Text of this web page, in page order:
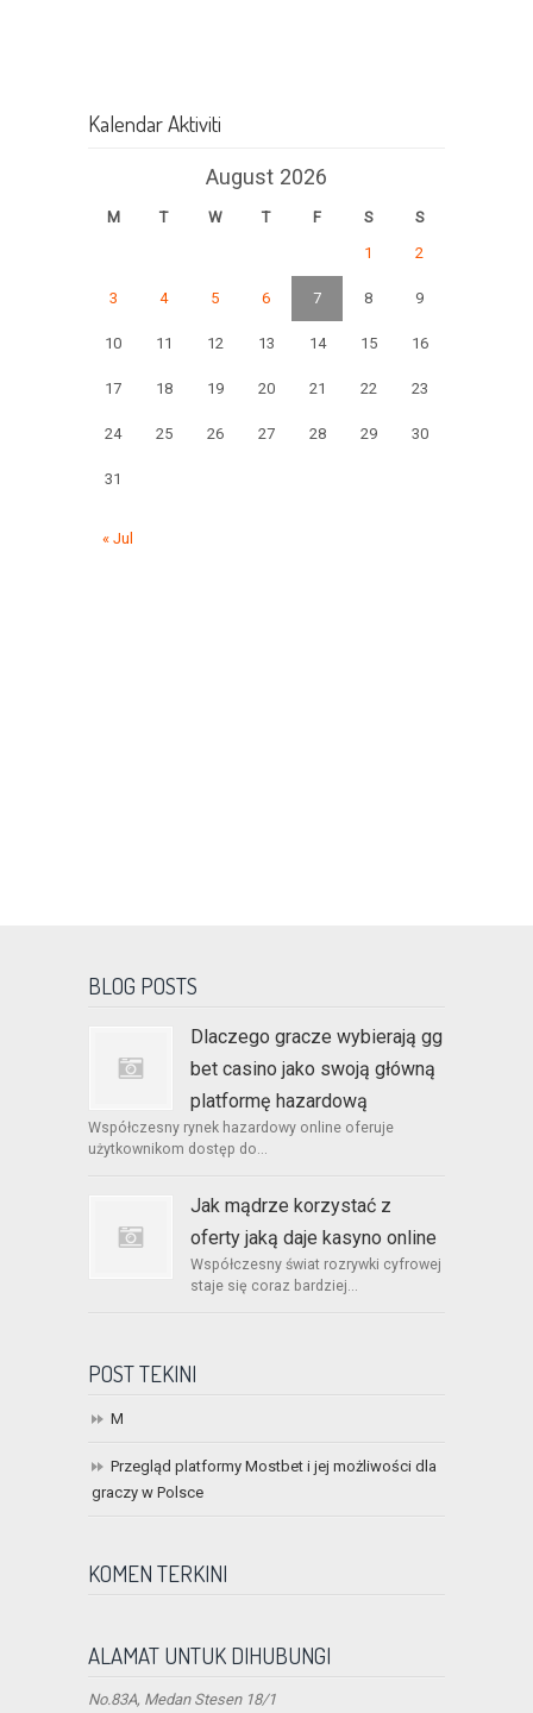
Kalendar Aktiviti
August 2026
M T W T F S
S
1
2
3 4 5 6 7 8 9
10 11 12 13 14 15 16
17 18 19 20 21 22 23
24 25 26 27 28 29 30
31
« Jul
BLOG POSTS
Dlaczego gracze wybierają gg
bet casino jako swoją główną
platformę hazardową
Współczesny rynek hazardowy online oferuje
użytkownikom dostęp do...
Jak mądrze korzystać z
oferty jaką daje kasyno online
Współczesny świat rozrywki cyfrowej
staje się coraz bardziej...
POST TEKINI
M
Przegląd platformy Mostbet i jej możliwości dla
graczy w Polsce
KOMEN TERKINI
ALAMAT UNTUK DIHUBUNGI
No.83A, Medan Stesen 18/1